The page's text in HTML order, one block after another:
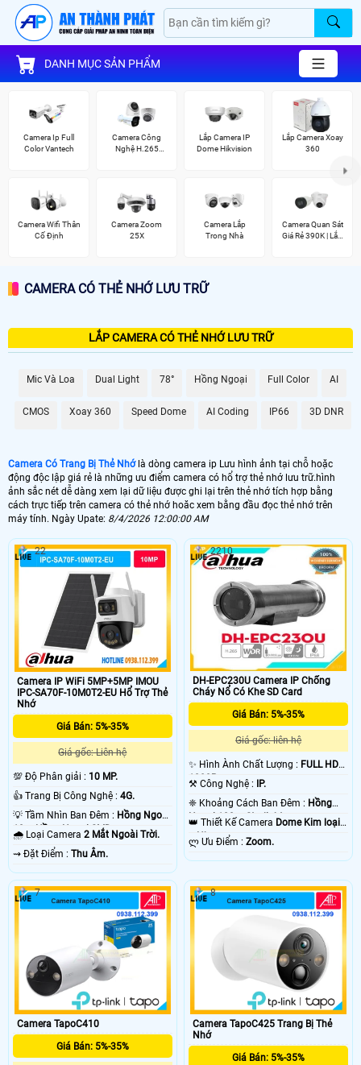
DANH MỤC SẢN PHẨM
Camera Ip Full
Color Vantech
Camera Công
Nghệ H.265
Lắp Camera IP
Dome Hikvision
Lắp Camera Xoay
360
Camera Wifi Thân
Cố Định
Camera Zoom
25X
Camera Lắp
Trong Nhà
Camera Quan Sát
Giá Rẻ 390K | Lắp
CAMERA CÓ THẺ NHỚ LƯU TRỮ
LẮP CAMERA CÓ THẺ NHỚ LƯU TRỮ
Mic Và Loa Dual Light 78° Hồng Ngoại Full Color AI
CMOS Xoay 360 Speed Dome AI Coding IP66 3D DNR
Camera Có Trang Bị Thẻ Nhớlà dòng camera ip Lưu hình ảnh tại chỗ hoặc
động độc lập giá rẻ là những ưu điểm camera có hổ trợ thẻ nhớ lưu trữ.hình
ảnh sắc nét dễ dàng xem lại dữ liệu được ghi lại trên thẻ nhớ tích hợp bằng
cách trực tiếp trên camera có thẻ nhớ hoăc xem bằng đầu đọc thẻ nhớ trên
máy tính. Ngày Upate: 8/4/2026 12:00:00 AM
Camera IP WiFi 5MP+5MP IMOU
IPC-SA70F-10M0T2-EU Hổ Trợ Thẻ
Nhớ
Giá Bán: 5%-35%
Giá gốc: Liên hệ
💯 Độ Phân giải : 10 MP.
👍 Trang Bị Công Nghệ : 4G.
💡 Tầm Nhìn Ban Đêm : Hồng Ngoại
10m Hồng Ngoại SMD.
🌧️ Loại Camera 2 Mắt Ngoài Trời.
️⇝ Đặt Điểm : Thu Âm.
22
DH-EPC230U Camera IP Chống
Cháy Nổ Có Khe SD Card
Giá Bán: 5%-35%
Giá gốc: liên hệ
✨ Hình Ành Chất Lượng : FULL HD
1080P .
⚒ Công Nghệ :
IP.
❈ Khoảng Cách Ban Đêm : Hồng
Ngoại 100m Starlight.
👑 Thiết Kế Camera Dome Kim loại
+ Nhựa.
️ლ Ưu Điểm :Zoom.
2210
Camera TapoC410
Giá Bán: 5%-35%
7
Camera TapoC425 Trang Bị Thẻ
Nhớ
Giá Bán: 5%-35%
8